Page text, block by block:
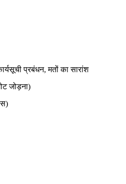
प्रबंधन, मतों का सारांश
जोड़ना)